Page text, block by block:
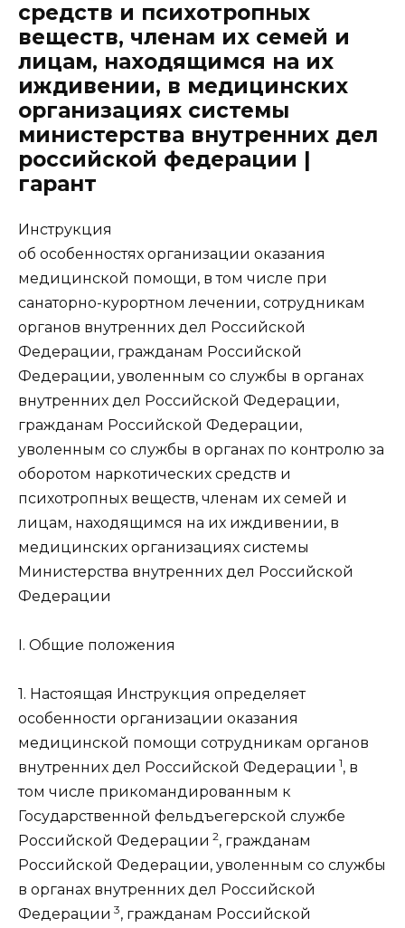
средств и психотропных
веществ, членам их семей и
лицам, находящимся на их
иждивении, в медицинских
организациях системы
министерства внутренних дел
российской федерации |
гарант
Инструкция
об особенностях организации оказания
медицинской помощи, в том числе при
санаторно-курортном лечении, сотрудникам
органов внутренних дел Российской
Федерации, гражданам Российской
Федерации, уволенным со службы в органах
внутренних дел Российской Федерации,
гражданам Российской Федерации,
уволенным со службы в органах по контролю за
оборотом наркотических средств и
психотропных веществ, членам их семей и
лицам, находящимся на их иждивении, в
медицинских организациях системы
Министерства внутренних дел Российской
Федерации
I. Общие положения
1. Настоящая Инструкция определяет
особенности организации оказания
медицинской помощи сотрудникам органов
внутренних дел Российской Федерации 1, в
том числе прикомандированным к
Государственной фельдъегерской службе
Российской Федерации 2, гражданам
Российской Федерации, уволенным со службы
в органах внутренних дел Российской
Федерации 3, гражданам Российской